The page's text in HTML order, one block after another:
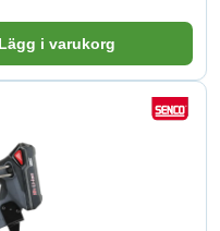
Lägg i varukorg